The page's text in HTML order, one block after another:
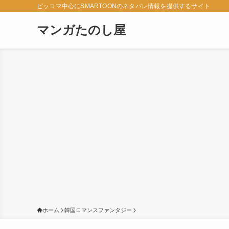
ピッコマ中心にSMARTOONのネタバレ情報を提供するサイト
マンガたのし屋
ホーム 韓国ロマンスファンタジー